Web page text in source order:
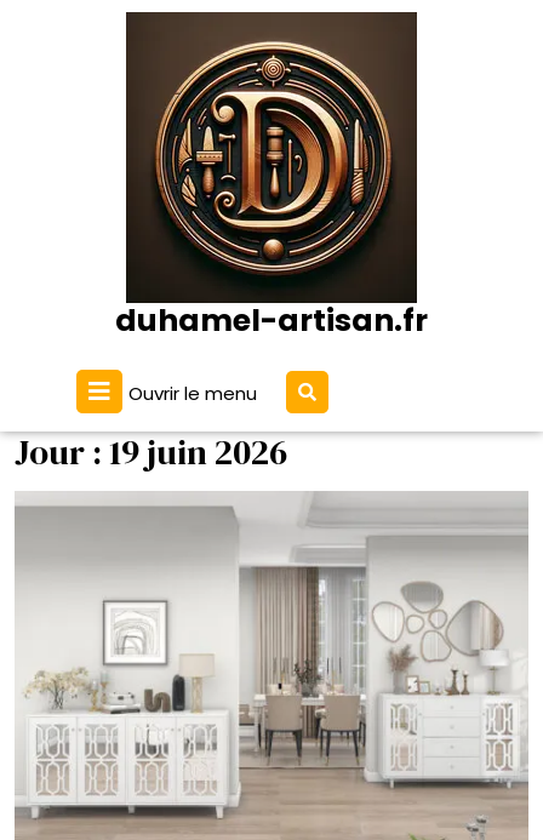
duhamel-artisan.fr
Ouvrir le menu Ouvrir
le
menu
Jour :19 juin 2026